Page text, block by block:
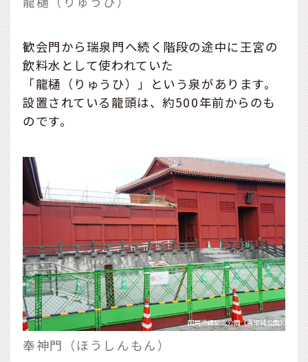
歓会門から瑞泉門へ続く階段の途中に王宮の
飲料水として使われていた
「龍樋（りゅうひ）」という泉があります。
設置されている龍頭は、約500年前からのも
のです。
奉神門（ほうしんもん）